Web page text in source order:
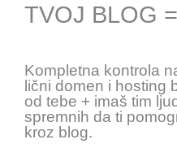
TVOJ BLOG
Kompletna kontrola
lični domen i hosting
od tebe + imaš tim
spremnih da ti
kroz blog.